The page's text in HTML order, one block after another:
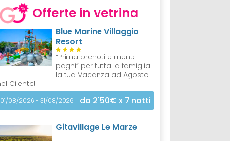
Offerte in vetrina
Blue Marine Villaggio
Resort
“Prima prenoti e meno
paghi” per tutta la famiglia:
la tua Vacanza ad Agosto
Cilento!
01/08/2026 - 31/08/2026 da 2150€ x 7 notti
Gitavillage Le Marze